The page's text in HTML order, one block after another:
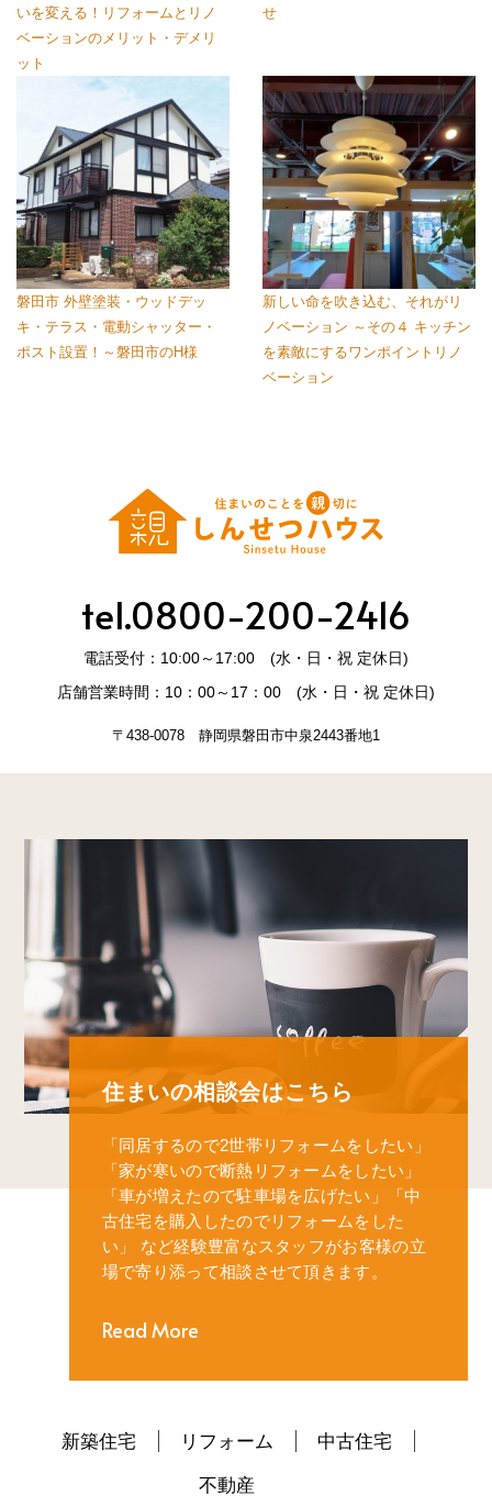
いを変える！リフォームとリノ
ベーションのメリット・デメリ
ット
せ
磐田市 外壁塗装・ウッドデッ
キ・テラス・電動シャッター・
ポスト設置！～磐田市のH様
新しい命を吹き込む、それがリ
ノベーション ～その４ キッチン
を素敵にするワンポイントリノ
ベーション
tel.0800-200-2416
電話受付：10:00～17:00 (水・日・祝 定休日)
店舗営業時間：10：00～17：00 (水・日・祝 定休日)
〒438-0078 静岡県磐田市中泉2443番地1
住まいの相談会はこちら
「同居するので2世帯リフォームをしたい」
「家が寒いので断熱リフォームをしたい」
「車が増えたので駐車場を広げたい」
「中
古住宅を購入したのでリフォームをした
い」
など経験豊富なスタッフがお客様の立
場で寄り添って相談させて頂きます。
Read More
新築住宅 リフォーム
中古住宅
不動産